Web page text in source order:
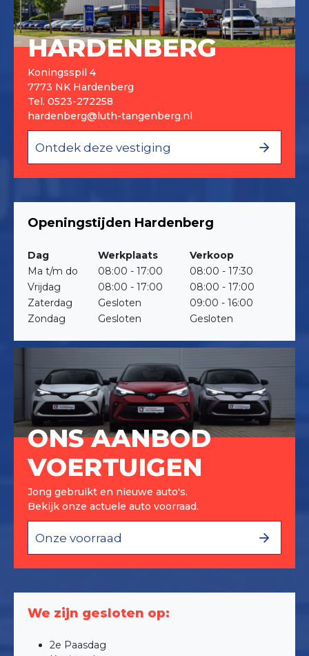
HARDENBERG
Koningsspil 4
7773 NK Hardenberg
Tel. 0523-272258
hardenberg@luth-tangenberg.nl
Ontdek deze vestiging
Openingstijden Hardenberg
Dag Werkplaats
Verkoop
Ma t/m do
08:00 - 17:00
08:00 - 17:30
Vrijdag
08:00 - 17:00
08:00 - 17:00
Zaterdag
Gesloten
09:00 - 16:00
Zondag
Gesloten Gesloten
ONS AANBOD
VOERTUIGEN
Jong gebruikt en nieuwe auto's.
Bekijk onze actuele auto voorraad.
Onze voorraad
We zijn gesloten op:
2e Paasdag